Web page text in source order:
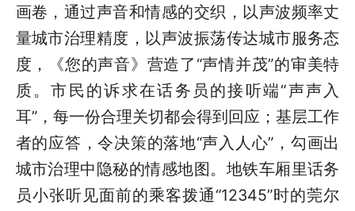
画卷，通过声音和情感的交织，以声波频率丈
量城市治理精度，以声波振荡传达城市服务态
度，《您的声音》营造了“声情并茂”的审美特
质。市民的诉求在话务员的接听端“声声入
耳”，每一份合理关切都会得到回应；基层工作
者的应答，令决策的落地“声入人心”，勾画出
城市治理中隐秘的情感地图。地铁车厢里话务
员小张听见面前的乘客拨通“12345”时的莞尔